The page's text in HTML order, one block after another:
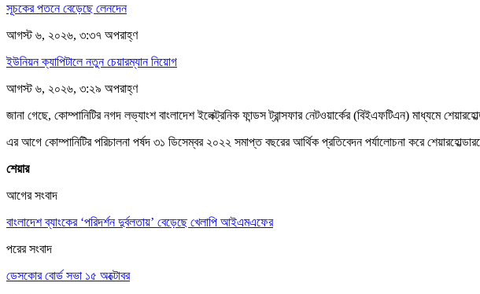
সূচকের পতনে বেড়েছে লেনদেন
আগস্ট ৬, ২০২৬, ৩:৩৭ অপরাহ্ণ
ইউনিয়ন ক্যাপিটালে নতুন চেয়ারম্যান নিয়োগ
আগস্ট ৬, ২০২৬, ৩:২৯ অপরাহ্ণ
জানা গেছে, কোম্পানিটির নগদ লভ্যাংশ বাংলাদেশ ইলেক্ট্রনিক ফান্ডস ট্রান্সফার নেটওয়ার্কের (বিইএফটিএন) মাধ্যমে
এর আগে কোম্পানিটির পরিচালনা পর্ষদ ৩১ ডিসেম্বর ২০২২ সমাপ্ত বছরের আর্থিক প্রতিবেদন পর্যালোচনা করে
শেয়ার
আগের সংবাদ
বাংলাদেশ ব্যাংকের ‘পরিদর্শন দুর্বলতায়’ বেড়েছে খেলাপি আইএমএফের
পরের সংবাদ
ডেসকোর বোর্ড সভা ১৫ অক্টোবর